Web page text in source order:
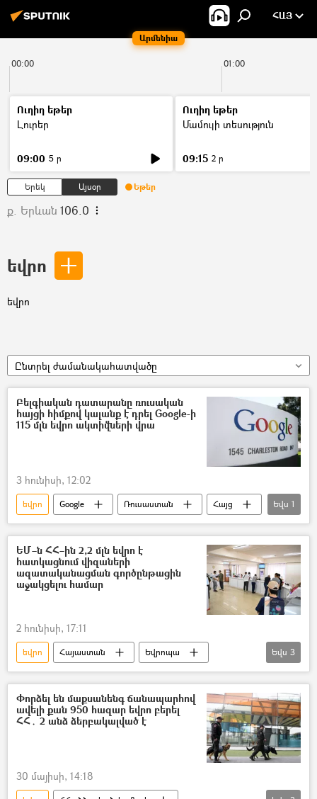
Արմենիա
ՀԱՅ
00:00 01:00
Ուղիղ եթեր
Լուրեր
09:00 5 ր
Ուղիղ եթեր
Մամուլի տեսություն
09:15 2 ր
Երեկ Այսօր Եթեր
ք. Երևան 106.0
եվրո
եվրո
Ընտրել ժամանակահատվածը
Բելգիական դատարանը ռուսական
հայցի հիմքով կալանք է դրել Google-ի
115 մլն եվրո ակտիվների վրա
3 հունիսի, 12:02
եվրո Google Ռուսաստան
Հայց
Ակտիվներ
Եվս 1
ԵՄ–ն ՀՀ–ին 2,2 մլն եվրո է
հատկացնում վիզաների
ազատականացման գործընթացին
աջակցելու համար
2 հունիսի, 17:11
եվրո Հայաստան
Եվրոպա
Եվրամիություն
Վիզա
Արփինե Սարգսյան
Եվս 3
Փորձել են մաքսանենգ ճանապարհով
ավելի քան 950 հազար եվրո բերել
ՀՀ․ 2 անձ ձերբակալված է
30 մայիսի, 14:18